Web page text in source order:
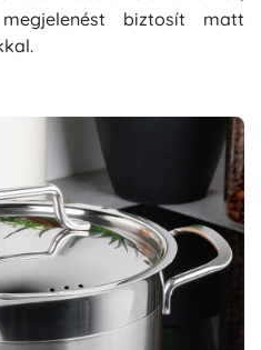
biztosít matt